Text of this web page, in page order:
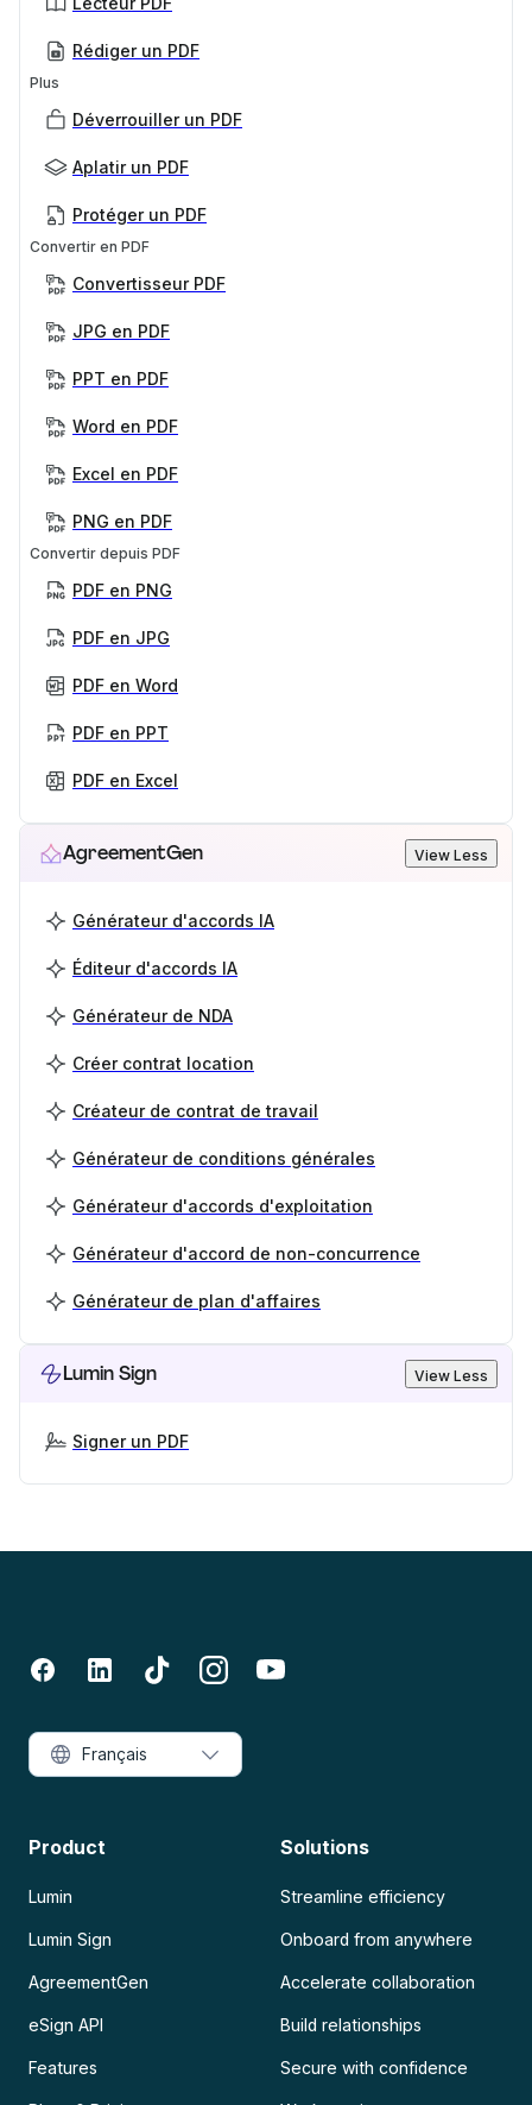
Rédiger un PDF
Plus
Déverrouiller un PDF
Aplatir un PDF
Protéger un PDF
Convertir en PDF
Convertisseur PDF
JPG en PDF
PPT en PDF
Word en PDF
Excel en PDF
PNG en PDF
Convertir depuis PDF
PDF en PNG
PDF en JPG
PDF en Word
PDF en PPT
PDF en Excel
AgreementGen View Less
Générateur d'accords IA
Éditeur d'accords IA
Générateur de NDA
Créer contrat location
Créateur de contrat de travail
Générateur de conditions générales
Générateur d'accords d'exploitation
Générateur d'accord de non-concurrence
Générateur de plan d'affaires
Lumin Sign View Less
Signer un PDF
Product
Lumin
Lumin Sign
AgreementGen
eSign API
Features
Solutions
Streamline efficiency
Onboard from anywhere
Accelerate collaboration
Build relationships
Secure with confidence
Français